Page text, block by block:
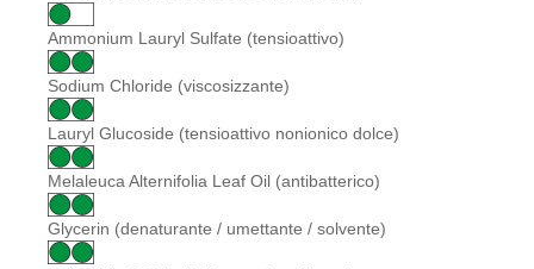
Ammonium Lauryl Sulfate (tensioattivo)
Sodium Chloride (viscosizzante)
Lauryl Glucoside (tensioattivo nonionico dolce)
Melaleuca Alternifolia Leaf Oil (antibatterico)
Glycerin (denaturante / umettante / solvente)